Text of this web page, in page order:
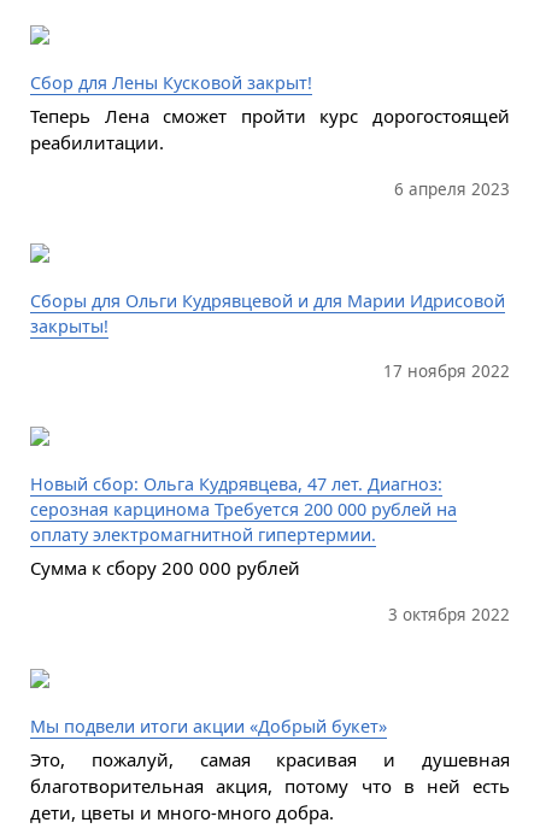
Сбор для Лены Кусковой закрыт!
Теперь Лена сможет пройти курс дорогостоящей
реабилитации.
6 апреля 2023
Сборы для Ольги Кудрявцевой и для Марии Идрисовой
закрыты!
17 ноября 2022
Новый сбор: Ольга Кудрявцева, 47 лет. Диагноз:
серозная карцинома Требуется 200 000 рублей на
оплату электромагнитной гипертермии.
Сумма к сбору 200 000 рублей
3 октября 2022
Мы подвели итоги акции «Добрый букет»
Это, пожалуй, самая красивая и душевная
благотворительная акция, потому что в ней есть
дети, цветы и много-много добра.